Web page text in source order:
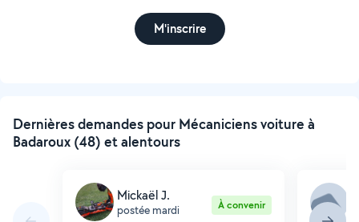
M'inscrire
Dernières demandes pour Mécaniciens voiture à
Badaroux (48) et alentours
Mickaël J.
postée mardi À convenir